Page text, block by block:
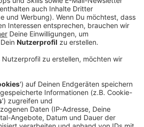
jetzt jemand Sorgen macht, dass es
Schulte grade nicht läuft, es ist
Gefühl der Zerrissenheit kennt
aber natürlich auch.
but I stay" - schon die erste Zeile
Worten die Story, zwischen
Anziehungskraft zu
zu sein, von dem es einfach